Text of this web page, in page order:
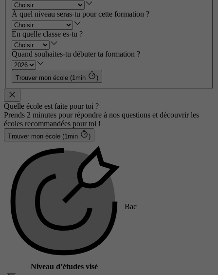
À quel niveau seras-tu pour cette formation ?
En quelle classe es-tu ?
Quand souhaites-tu débuter ta formation ?
Trouver mon école (1min )
Quelle école est faite pour toi ?
Prends 2 minutes pour répondre à nos questions et découvrir les
écoles recommandées pour toi !
Trouver mon école (1min )
Niveau d’études visé
Bac